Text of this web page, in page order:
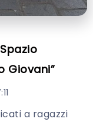
Giovani”
a ragazzi